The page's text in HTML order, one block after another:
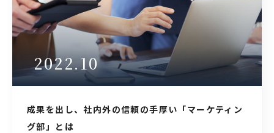
2022.10
成果を出し、社内外の信頼の手厚い「マーケティン
グ部」とは